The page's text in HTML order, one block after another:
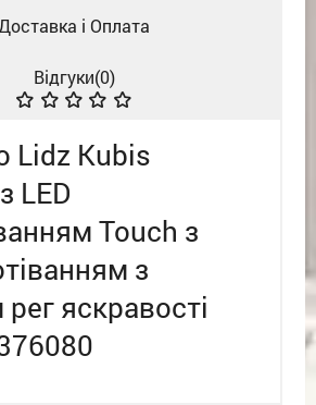
і Оплата
Відгуки(0)
Lidz Kubis
LED
Touch з
з
яскравості